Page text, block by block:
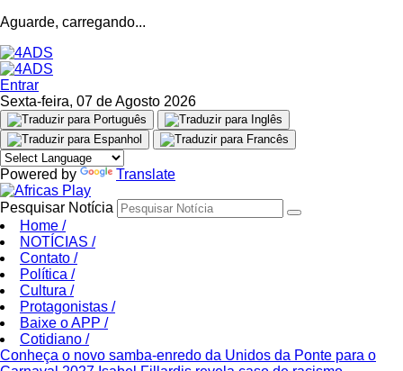
Aguarde, carregando...
Entrar
Sexta-feira, 07 de Agosto 2026
Powered by Translate
Pesquisar Notícia
Home /
NOTÍCIAS /
Contato /
Política /
Cultura /
Protagonistas /
Baixe o APP /
Cotidiano /
Conheça o novo samba-enredo da Unidos da Ponte para o